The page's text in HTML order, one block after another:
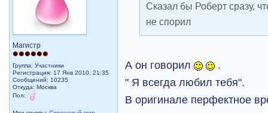
Магистр
Группа: Участники
Регистрация: 17 Янв 2010, 21:35
Сообщений: 10235
Откуда: Москва
Пол:
Сказал бы Роберт сразу,
не спорил
А он говорил
.
" Я всегда любил тебя".
В оригинале перфектное